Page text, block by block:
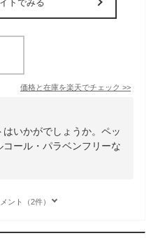
トでみる
価格と在庫を楽天でチェック >>
いかがでしょうか。ペッ
コール・パラベンフリーな
ント（2件）